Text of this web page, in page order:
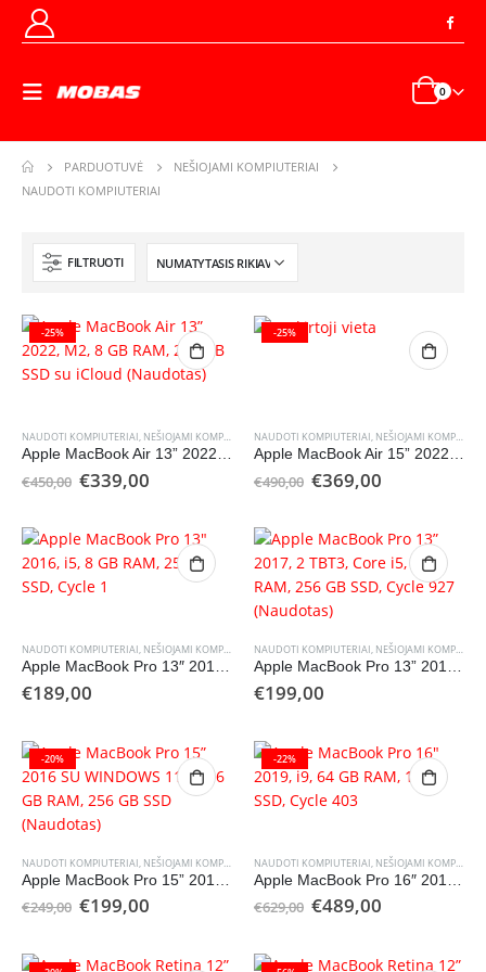
0
PARDUOTUVĖ
NEŠIOJAMI KOMPIUTERIAI
NAUDOTI KOMPIUTERIAI
FILTRUOTI
-25%
NAUDOTI KOMPIUTERIAI, NEŠIOJAMI KOMPIUTERIAI
€450,00 Original
price
€450,00.
€339,00Current
€339,00.
-25%
NAUDOTI KOMPIUTERIAI, NEŠIOJAMI KOMPIUTERIAI
€490,00 Original
price
€490,00.
€369,00Current
€369,00.
NAUDOTI KOMPIUTERIAI, NEŠIOJAMI KOMPIUTERIAI
Apple MacBook Pro 13″ 2016, i5, 8 GB RAM, 256 GB SSD, Cycle 1
€189,00
NAUDOTI KOMPIUTERIAI, NEŠIOJAMI KOMPIUTERIAI
Apple MacBook Pro 13” 2017, 2 TBT3, Core i5, 8 GB RAM, 256 GB SSD, Cycle 927 (Naudotas)
€199,00
-20%
NAUDOTI KOMPIUTERIAI NEŠIOJAMI KOMPIUTERIAI
€249,00 Original
€249,00.
€199,00Current
€199,00.
-22%
NAUDOTI KOMPIUTERIAI NEŠIOJAMI KOMPIUTERIAI
€629,00 Original
€629,00.
€489,00Current
€489,00.